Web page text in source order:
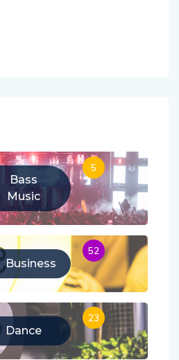
Bass
Music
5
Business
52
Dance
23